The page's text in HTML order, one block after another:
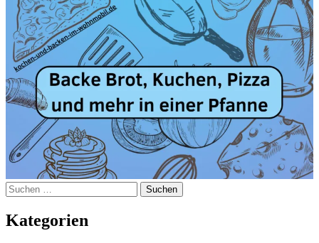
Suchen
nach:
Kategorien